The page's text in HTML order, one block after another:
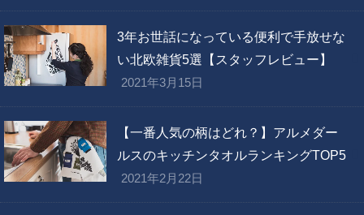
3年お世話になっている便利で手放せな
い北欧雑貨5選【スタッフレビュー】
2021年3月15日
【一番人気の柄はどれ？】アルメダー
ルスのキッチンタオルランキングTOP5
2021年2月22日